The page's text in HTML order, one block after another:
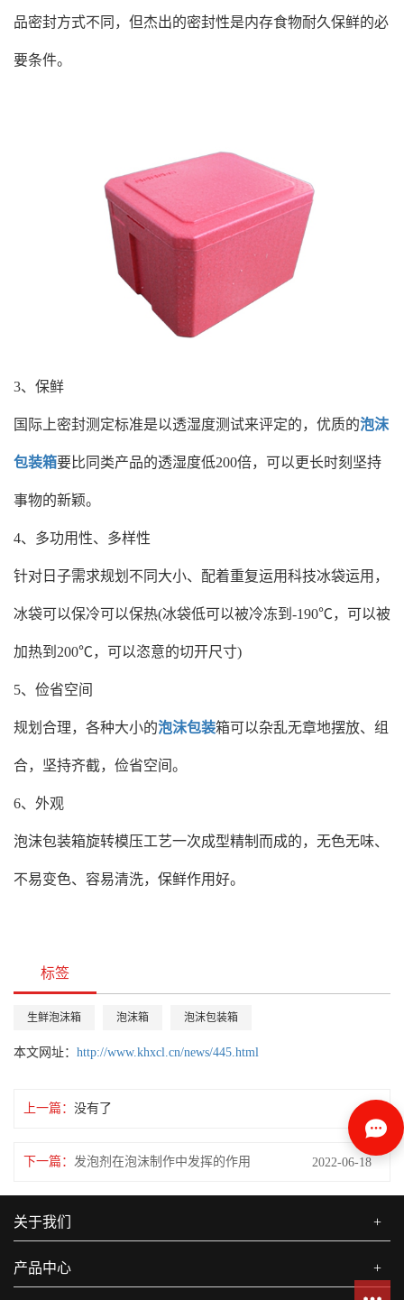
品密封方式不同，但杰出的密封性是内存食物耐久保鲜的必
要条件。
3、保鲜
国际上密封测定标准是以透湿度测试来评定的，优质的泡沫
包装箱要比同类产品的透湿度低200倍，可以更长时刻坚持
事物的新颖。
4、多功用性、多样性
针对日子需求规划不同大小、配着重复运用科技冰袋运用，
冰袋可以保冷可以保热(冰袋低可以被冷冻到-190℃，可以被
加热到200℃，可以恣意的切开尺寸)
5、俭省空间
规划合理，各种大小的泡沫包装箱可以杂乱无章地摆放、组
合，坚持齐截，俭省空间。
6、外观
泡沫包装箱旋转模压工艺一次成型精制而成的，无色无味、
不易变色、容易清洗，保鲜作用好。
标签
生鲜泡沫箱 泡沫箱 泡沫包装箱
本文网址： http://www.khxcl.cn/news/445.html
上一篇： 没有了
下一篇： 发泡剂在泡沫制作中发挥的作用 2022-06-18
关于我们 +
产品中心 +